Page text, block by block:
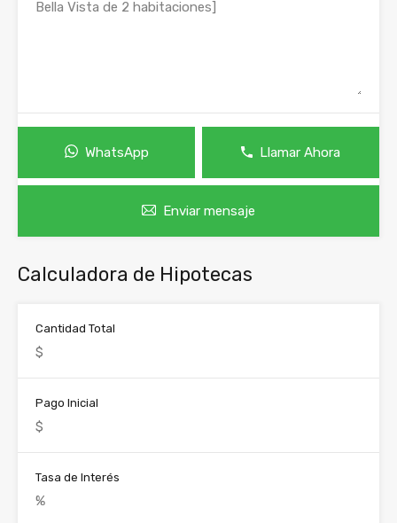
WhatsApp Llamar Ahora
Enviar mensaje
Calculadora de Hipotecas
Cantidad Total
Pago Inicial
Tasa de Interés